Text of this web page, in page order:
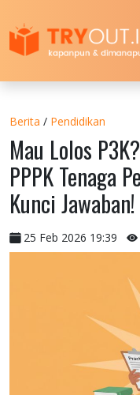
Berita / Pendidikan
Mau Lolos
PPPK Tenaga
Kunci Jawaban!
25 Feb 2026 19:39